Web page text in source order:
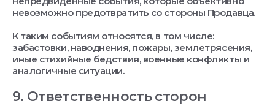
невозможно предотвратить со стороны Продавца.
К таким событиям относятся, в том числе:
забастовки, наводнения, пожары, землетрясения,
иные стихийные бедствия, военные конфликты и
аналогичные ситуации.
9. Ответственность сторон